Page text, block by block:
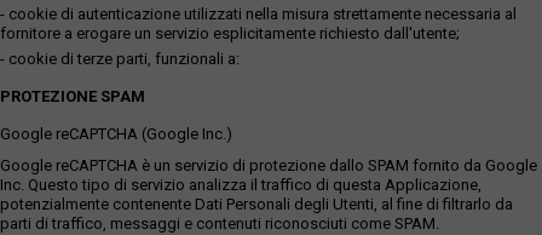
- cookie di autenticazione utilizzati nella misura strettamente necessaria al
fornitore a erogare un servizio esplicitamente richiesto dall'utente;
- cookie di terze parti, funzionali a:
PROTEZIONE SPAM
Google reCAPTCHA (Google Inc.)
Google reCAPTCHA è un servizio di protezione dallo SPAM fornito da Google
Inc. Questo tipo di servizio analizza il traffico di questa Applicazione,
potenzialmente contenente Dati Personali degli Utenti, al fine di filtrarlo da
parti di traffico, messaggi e contenuti riconosciuti come SPAM.